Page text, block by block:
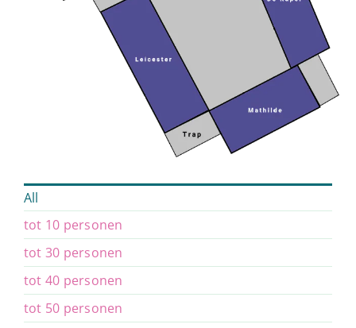
All
tot 10 personen
tot 30 personen
tot 40 personen
tot 50 personen